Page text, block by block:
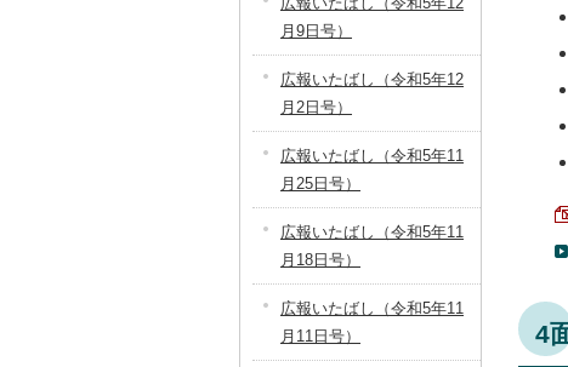
4
月9日号）
広報いたばし（令和5年12
月2日号）
広報いたばし（令和5年11
月25日号）
広報いたばし（令和5年11
月18日号）
広報いたばし（令和5年11
月11日号）